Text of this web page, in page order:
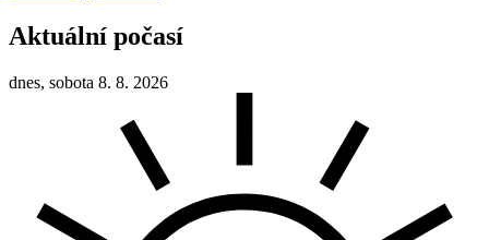
Aktuální počasí
dnes, sobota 8. 8. 2026